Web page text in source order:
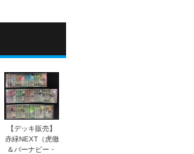
【デッキ販売】
赤緑NEXT（虎徹
＆バーナビー・